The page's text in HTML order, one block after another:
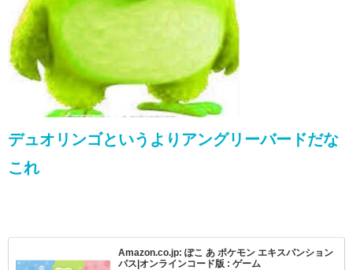
デュオリンゴというよりアングリーバードだな
これ
Amazon.co.jp: ぽこ あ ポケモン エキスパンション
パス|オンラインコード版 : ゲーム